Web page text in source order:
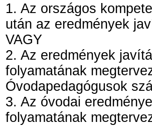
1. Az országos
után az eredmények
VAGY
2. Az eredmények
folyamatának
Óvodapedagógusok
3. Az óvodai
folyamatának